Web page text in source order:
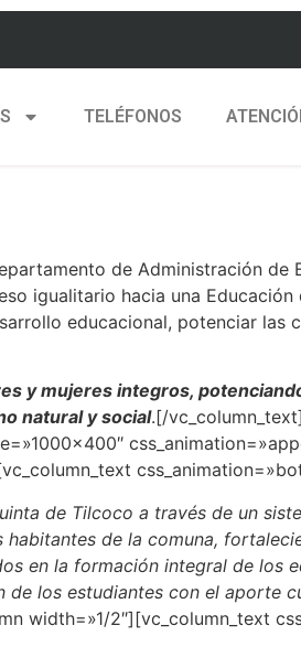
TELÉFONOS
de Administración de
igualitario hacia una
educacional, potenciar las
y mujeres integros,
natural y social.[/
de Tilcoco a través de un
de la comuna,
en la formación integral de los
los estudiantes con el aporte
width=»1/2″][vc_column_text